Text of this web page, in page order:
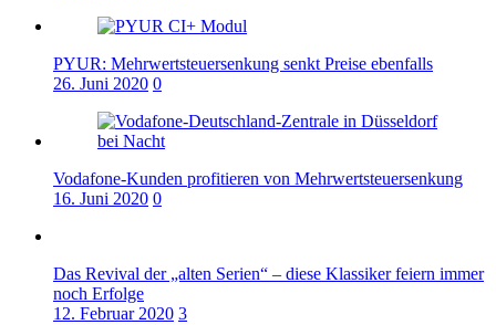
PYUR: Mehrwertsteuersenkung senkt Preise ebenfalls
26. Juni 2020 0
Vodafone-Kunden profitieren von Mehrwertsteuersenkung
16. Juni 2020 0
Das Revival der „alten Serien“ – diese Klassiker feiern immer
noch Erfolge
12. Februar 2020 3